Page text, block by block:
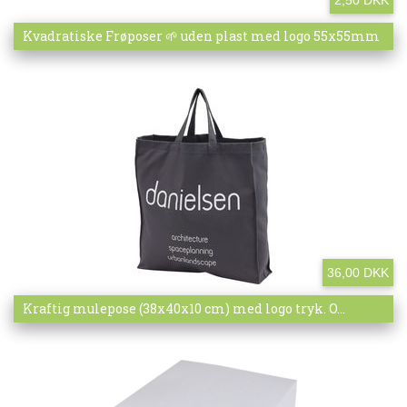
Kvadratiske Frøposer 🌱 uden plast med logo 55x55mm
Mere info
36,00 DKK
Kraftig mulepose (38x40x10 cm) med logo tryk. O...
Mere info